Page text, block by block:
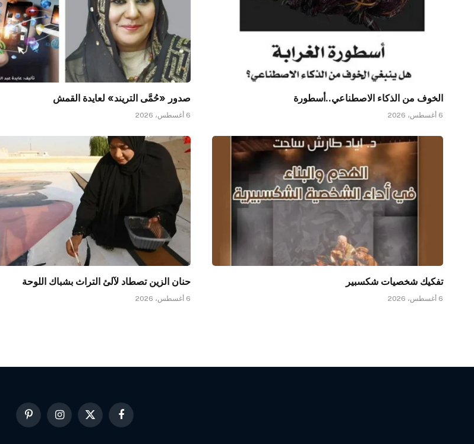
الخوف من الذكاء الاصطناعي..أسطورة
6 أغسطس، 2026
صدور «حُمَّى التريند» لعايدة القمش
6 أغسطس، 2026
تفكيك شخصيات شكسبير
6 أغسطس، 2026
حنان الزين تصطاد لآلئ التراث بشباك اللوحة
6 أغسطس، 2026
فيسبوك
X
الانستغرامبينتيريست